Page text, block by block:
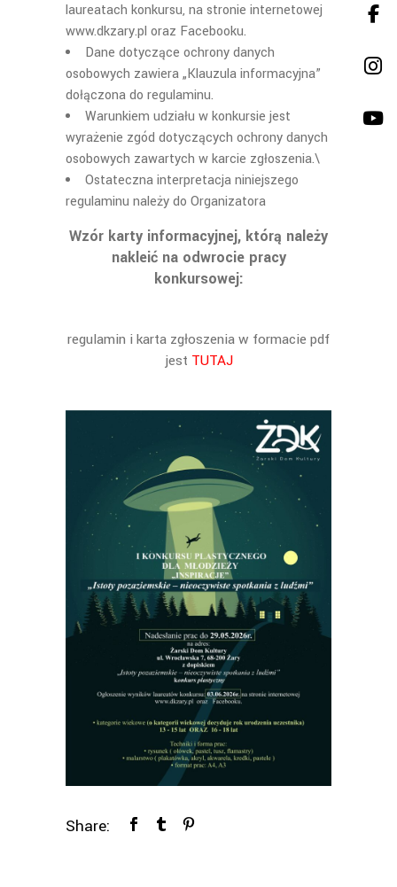
laureatach konkursu, na stronie internetowej
www.dkzary.pl oraz Facebooku.
Dane dotyczące ochrony danych
osobowych zawiera „Klauzula informacyjna”
dołączona do regulaminu.
Warunkiem udziału w konkursie jest
wyrażenie zgód dotyczących ochrony danych
osobowych zawartych w karcie zgłoszenia.\
Ostateczna interpretacja niniejszego
regulaminu należy do Organizatora
Wzór karty informacyjnej, którą należy
nakleić na odwrocie pracy
konkursowej:
regulamin i karta zgłoszenia w formacie pdf
jest TUTAJ
Share: